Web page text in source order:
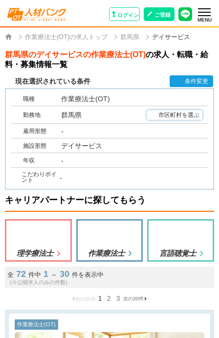
ログイン ご登録
MENU
作業療法士(OT)の求人トップ 群馬県 デイサービス
群馬県のデイサービスの作業療法士(OT)の求人・転職・給
料・募集情報一覧
現在選択されている条件 条件変更
職種 作業療法士(OT)
勤務地 群馬県 市区町村を選ぶ
雇用形態 -
施設形態 デイサービス
年収 -
こだわりポイ
ント
-
キャリアパートナーに探してもらう
理学療法士 作業療法士 言語聴覚士
全 72 件中 1 ～ 30 件を表示中
(※公開求人のみの件数)
前の30件 1 2 3 次の30件
作業療法士(OT)